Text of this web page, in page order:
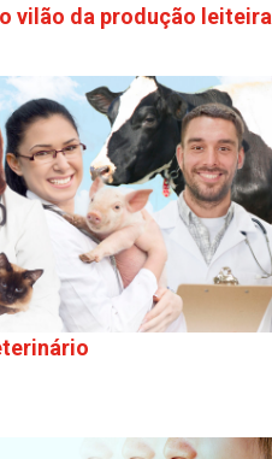
vilão da produção leiteira